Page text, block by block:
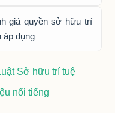
giá quyền sở hữu trí
áp dụng
Sở hữu trí tuệ
nổi tiếng